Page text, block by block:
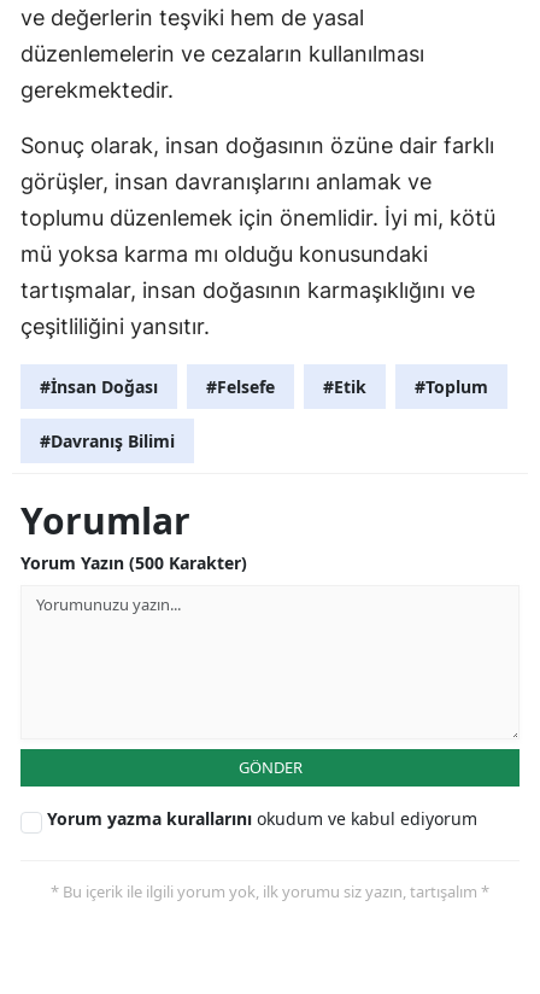
ve değerlerin teşviki hem de yasal
düzenlemelerin ve cezaların kullanılması
gerekmektedir.
Sonuç olarak, insan doğasının özüne dair farklı
görüşler, insan davranışlarını anlamak ve
toplumu düzenlemek için önemlidir. İyi mi, kötü
mü yoksa karma mı olduğu konusundaki
tartışmalar, insan doğasının karmaşıklığını ve
çeşitliliğini yansıtır.
#İnsan Doğası #Felsefe #Etik #Toplum
#Davranış Bilimi
Yorumlar
Yorum Yazın (500 Karakter)
GÖNDER
Yorum yazma kurallarını okudum ve kabul ediyorum
* Bu içerik ile ilgili yorum yok, ilk yorumu siz yazın, tartışalım *